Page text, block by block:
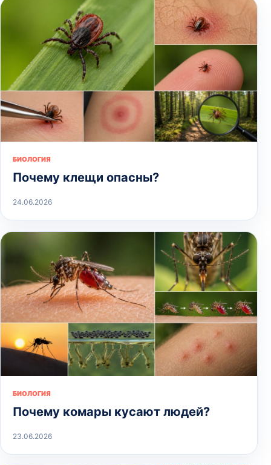
БИОЛОГИЯ
Почему клещи опасны?
24.06.2026
БИОЛОГИЯ
Почему комары кусают людей?
23.06.2026